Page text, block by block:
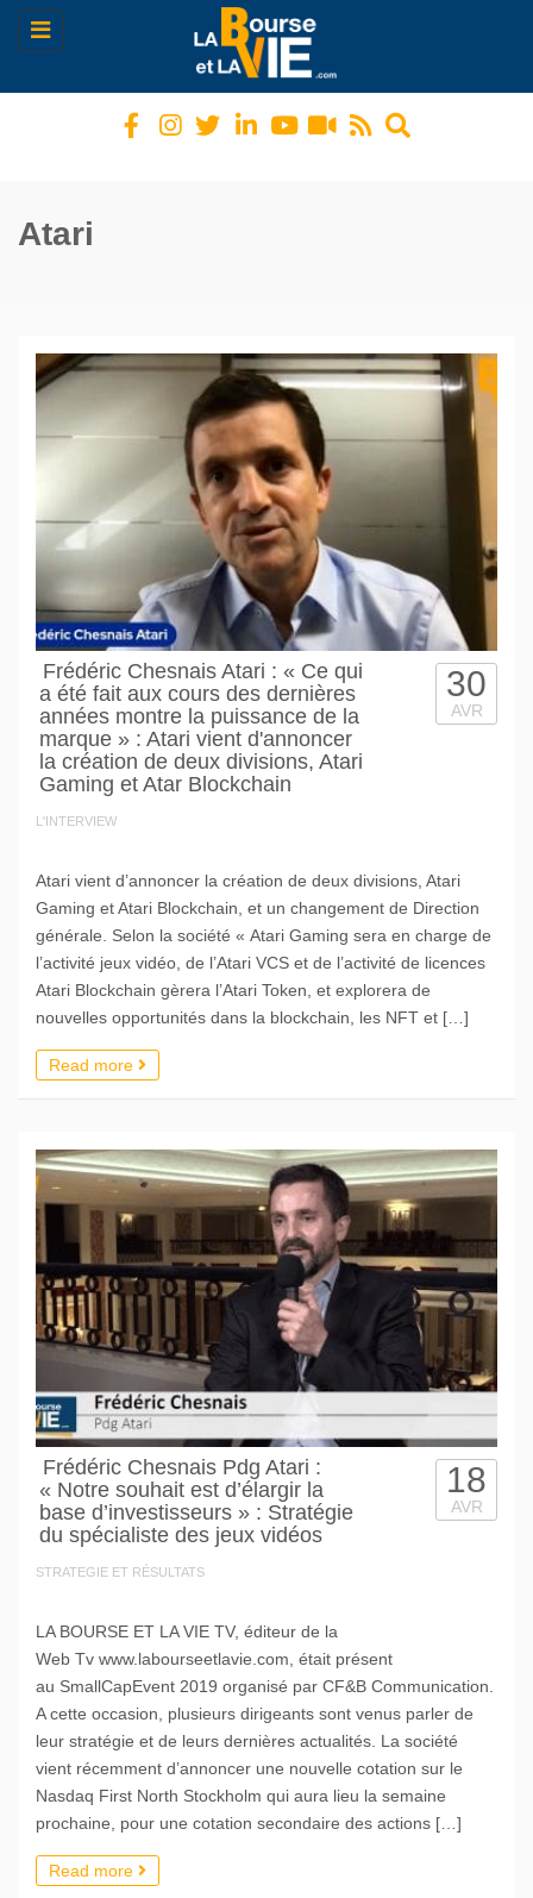
Toggle
navigation
Atari
Frédéric Chesnais Atari : « Ce qui
a été fait aux cours des dernières
années montre la puissance de la
marque » : Atari vient d'annoncer
la création de deux divisions, Atari
Gaming et Atar Blockchain
L'INTERVIEW
30
AVR
Atari vient d’annoncer la création de deux divisions, Atari
Gaming et Atari Blockchain, et un changement de Direction
générale. Selon la société « Atari Gaming sera en charge de
l’activité jeux vidéo, de l’Atari VCS et de l’activité de licences
Atari Blockchain gèrera l’Atari Token, et explorera de
nouvelles opportunités dans la blockchain, les NFT et […]
Read more
Frédéric Chesnais Pdg Atari :
« Notre souhait est d’élargir la
base d’investisseurs » : Stratégie
du spécialiste des jeux vidéos
STRATEGIE ET RÉSULTATS
18
AVR
LA BOURSE ET LA VIE TV, éditeur de la
Web Tv www.labourseetlavie.com, était présent
au SmallCapEvent 2019 organisé par CF&B Communication.
A cette occasion, plusieurs dirigeants sont venus parler de
leur stratégie et de leurs dernières actualités. La société
vient récemment d’annoncer une nouvelle cotation sur le
Nasdaq First North Stockholm qui aura lieu la semaine
prochaine, pour une cotation secondaire des actions […]
Read more